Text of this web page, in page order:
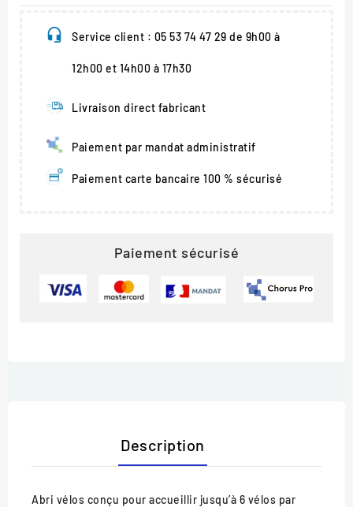
Service client : 05 53 74 47 29 de 9h00 à
12h00 et 14h00 à 17h30
Livraison direct fabricant
Paiement par mandat administratif
Paiement carte bancaire 100 % sécurisé
Paiement sécurisé
Description
Abri vélos conçu pour accueillir jusqu’à 6 vélos par